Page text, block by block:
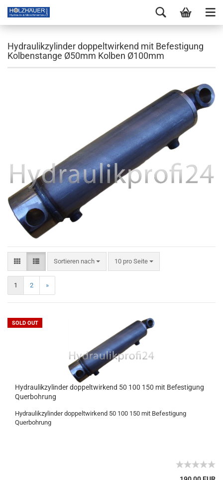
Hydraulikzylinder doppeltwirkend mit Befestigung
Kolbenstange Ø50mm Kolben Ø100mm
Sortieren nach 10 pro Seite
1 2 »
SOLD OUT
Hydraulikzylinder doppeltwirkend 50 100 150 mit Befestigung
Querbohrung
Hydraulikzylinder doppeltwirkend 50 100 150 mit Befestigung
Querbohrung